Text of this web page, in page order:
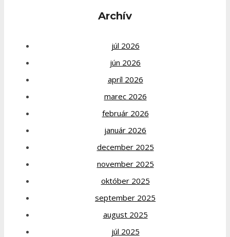
Archív
júl 2026
jún 2026
apríl 2026
marec 2026
február 2026
január 2026
december 2025
november 2025
október 2025
september 2025
august 2025
júl 2025